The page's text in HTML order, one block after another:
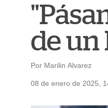
de un
Por Marilin Alvarez
08 de enero de 2025,